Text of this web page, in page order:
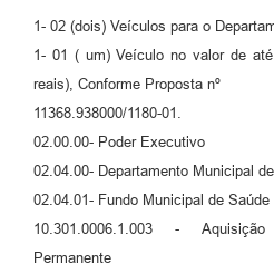
1- 02 (dois) Veículos para o
1- 01 ( um) Veículo no valor de
reais), Conforme Proposta nº
11368.938000/1180-01.
02.00.00- Poder Executivo
02.04.00- Departamento Municipal
02.04.01- Fundo Municipal de Saúde .
10.301.0006.1.003 -
Permanente